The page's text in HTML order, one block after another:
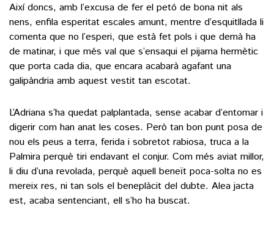
Així doncs, amb l’excusa de fer el petó de bona nit als
nens, enfila esperitat escales amunt, mentre d’esquitllada li
comenta que no l’esperi, que està fet pols i que demà ha
de matinar, i que més val que s’ensaqui el pijama hermètic
que porta cada dia, que encara acabarà agafant una
galipàndria amb aquest vestit tan escotat.
L’Adriana s’ha quedat palplantada, sense acabar d’entomar i
digerir com han anat les coses. Però tan bon punt posa de
nou els peus a terra, ferida i sobretot rabiosa, truca a la
Palmira perquè tiri endavant el conjur. Com més aviat millor,
li diu d’una revolada, perquè aquell beneït poca-solta no es
mereix res, ni tan sols el beneplàcit del dubte. Alea jacta
est, acaba sentenciant, ell s’ho ha buscat.